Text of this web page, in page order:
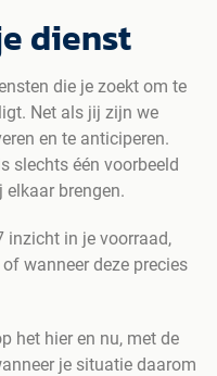
dienst
die je zoekt om te
Net als jij zijn we
en te anticiperen.
slechts één voorbeeld
brengen.
inzicht in je voorraad,
wanneer deze precies
het hier en nu, met de
je situatie daarom